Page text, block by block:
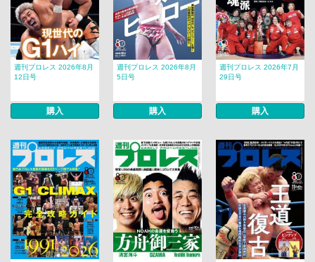
週刊プロレス 2026年8月
12日号
購入
週刊プロレス 2026年8月
5日号
購入
週刊プロレス 2026年7月
29日号
購入